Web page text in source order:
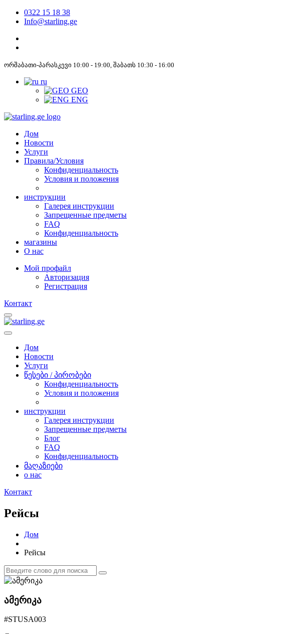
0322 15 18 38
Info@starling.ge
ორშაბათი-პარასკევი 10:00 - 19:00, შაბათს 10:30 - 16:00
ru
GEO
ENG
Дом
Новости
Услуги
Правила/Условия
Конфиденциальность
Условия и положения
инструкции
Галерея инструкции
Запрещенные предметы
FAQ
Конфиденциальность
магазины
O нас
Мой профайл
Авторизация
Регистрация
Контакт
Дом
Новости
Услуги
წესები / პირობები
Конфиденциальность
Условия и положения
инструкции
Галерея инструкции
Запрещенные предметы
Блог
FAQ
Конфиденциальность
მაღაზიები
о нас
Контакт
Рейсы
Дом
Рейсы
ამერიკა
#STUSA003